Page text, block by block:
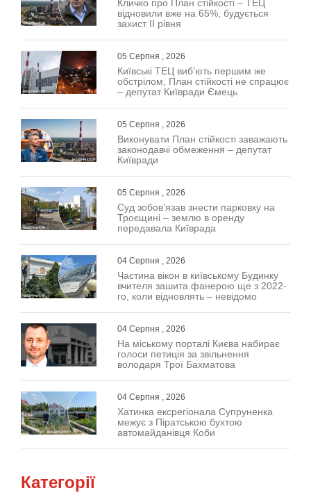
Кличко про План стійкості – ТЕЦ
відновили вже на 65%, будується
захист ІІ рівня
05 Серпня , 2026
Київські ТЕЦ виб’ють першим же
обстрілом, План стійкості не спрацює
– депутат Київради Ємець
05 Серпня , 2026
Виконувати План стійкості заважають
законодавчі обмеження – депутат
Київради
05 Серпня , 2026
Суд зобов’язав знести парковку на
Троєщині – землю в оренду
передавала Київрада
04 Серпня , 2026
Частина вікон в київському Будинку
вчителя зашита фанерою ще з 2022-
го, коли відновлять – невідомо
04 Серпня , 2026
На міському порталі Києва набирає
голоси петиція за звільнення
володаря Трої Бахматова
04 Серпня , 2026
Хатинка ексрегіонала Супруненка
межує з Піратською бухтою
автомайданівця Коби
Категорії